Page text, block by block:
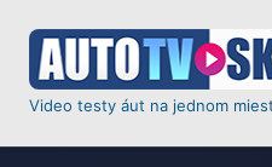
Video testy áut na jednom